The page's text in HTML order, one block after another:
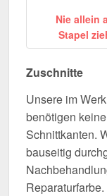
Nie allein
Stapel
Zuschnitte
Unsere im
benötigen
Schnittkanten.
bauseitig
Reparaturfarbe.